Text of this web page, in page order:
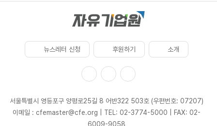
뉴스레터 신청 후원하기 소개
서울특별시 영등포구 양평로25길 8 어반322 503호 (우편번호: 07207)
이메일 : cfemaster@cfe.org
TEL: 02-3774-5000
FAX: 02-
6009-9058